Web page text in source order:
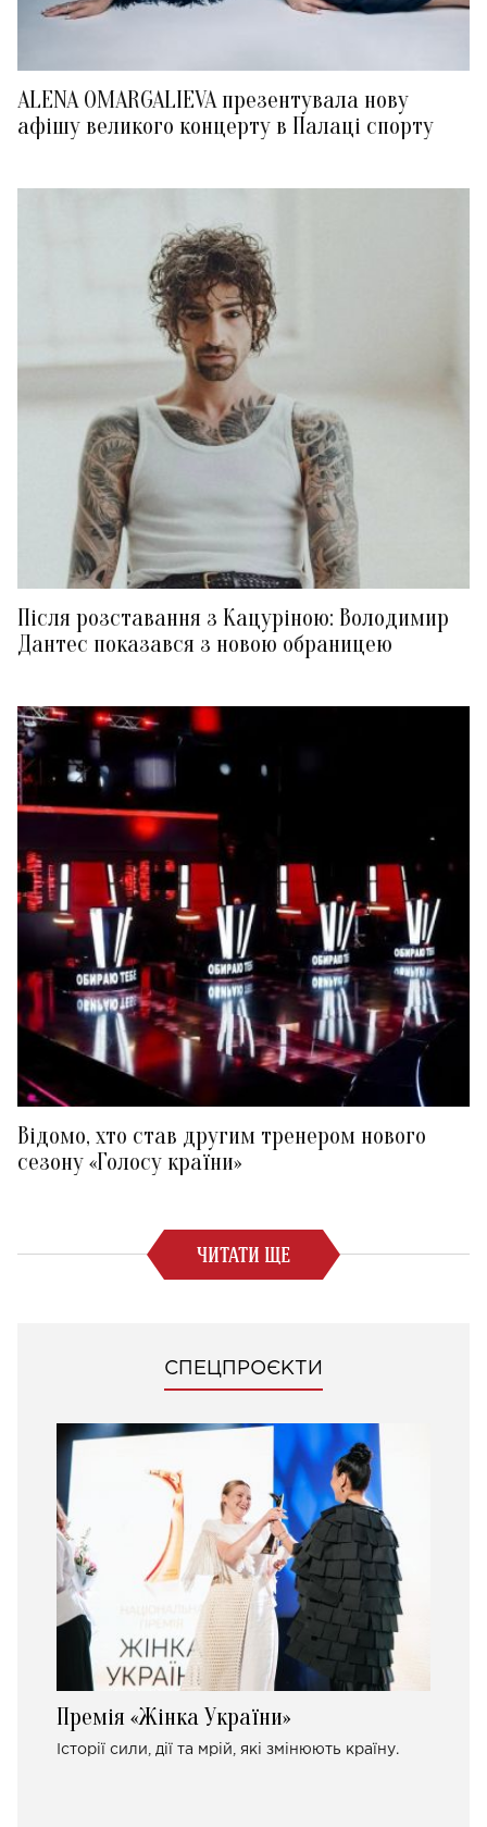
ALENA OMARGALIEVA презентувала нову
афішу великого концерту в Палаці спорту
Після розставання з Кацуріною: Володимир
Дантес показався з новою обраницею
Відомо, хто став другим тренером нового
сезону «Голосу країни»
ЧИТАТИ ЩЕ
СПЕЦПРОЄКТИ
Премія «Жінка України»
Історії сили, дії та мрій, які змінюють країну.